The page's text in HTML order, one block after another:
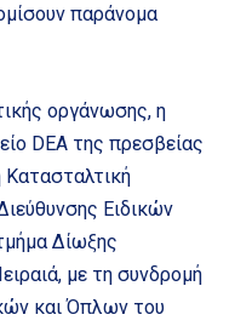
παράνομα
οργάνωσης, η
DEA της πρεσβείας
Ειδικών
Δίωξης
με τη συνδρομή
και Όπλων του